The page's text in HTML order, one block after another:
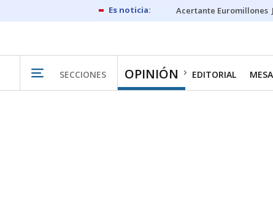
Acertante Euromillones
SECCIONES OPINIÓN EDITORIAL